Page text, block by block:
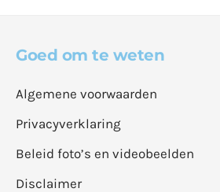
Goed om te weten
Algemene voorwaarden
Privacyverklaring
Beleid foto’s en videobeelden
Disclaimer